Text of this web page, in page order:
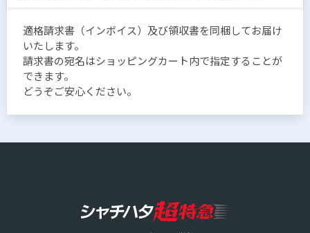
適格請求書（インボイス）及び領収書を同梱してお届け
いたします。
請求書の宛名はショッピングカート内で指定することが
できます。
どうぞご安心ください。